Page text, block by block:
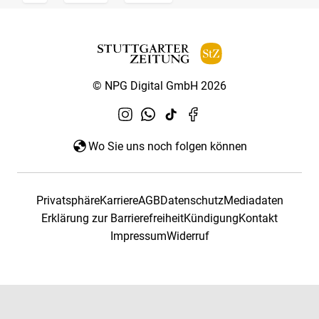
© NPG Digital GmbH 2026
Wo Sie uns noch folgen können
PrivatsphäreKarriereAGBDatenschutzMediadaten
Erklärung zur BarrierefreiheitKündigungKontakt
ImpressumWiderruf